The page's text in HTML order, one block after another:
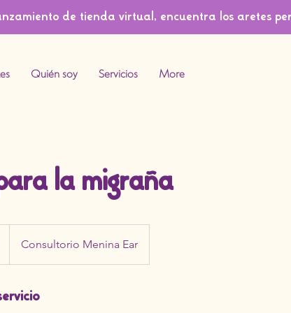
de tienda virtual, encuentra los aretes
Quién soy Servicios More
la migraña
Consultorio Menina Ear